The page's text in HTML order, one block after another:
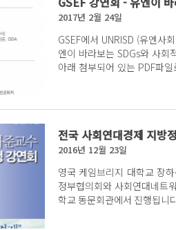
2017년 2월 24일
GSEF에서 UNRISD (유엔사
엔이 바라보는 SDGs와 사회
아래 첨부되어 있는 PDF파
전국 사회연대경제 지방
2016년 12월 23일
영국 케임브리지 대학교 장하준 교수 초
정부협의회와 사회연대네트워크 공동주최로